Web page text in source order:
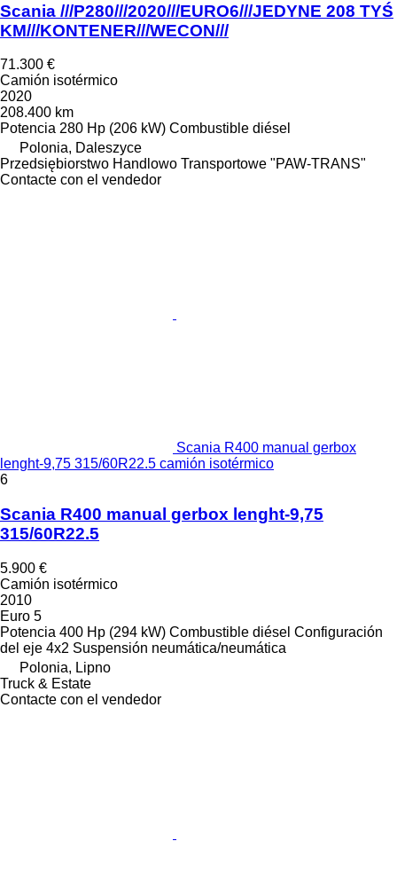
Scania ///P280///2020///EURO6///JEDYNE 208 TYŚ
KM///KONTENER///WECON///
71.300 €
Camión isotérmico
2020
208.400 km
Potencia 280 Hp (206 kW) Combustible diésel
Polonia, Daleszyce
Przedsiębiorstwo Handlowo Transportowe "PAW-TRANS"
Contacte con el vendedor
Scania R400 manual gerbox
lenght-9,75 315/60R22.5 camión isotérmico
6
Scania R400 manual gerbox lenght-9,75
315/60R22.5
5.900 €
Camión isotérmico
2010
Euro 5
Potencia 400 Hp (294 kW) Combustible diésel Configuración
del eje 4x2 Suspensión neumática/neumática
Polonia, Lipno
Truck & Estate
Contacte con el vendedor